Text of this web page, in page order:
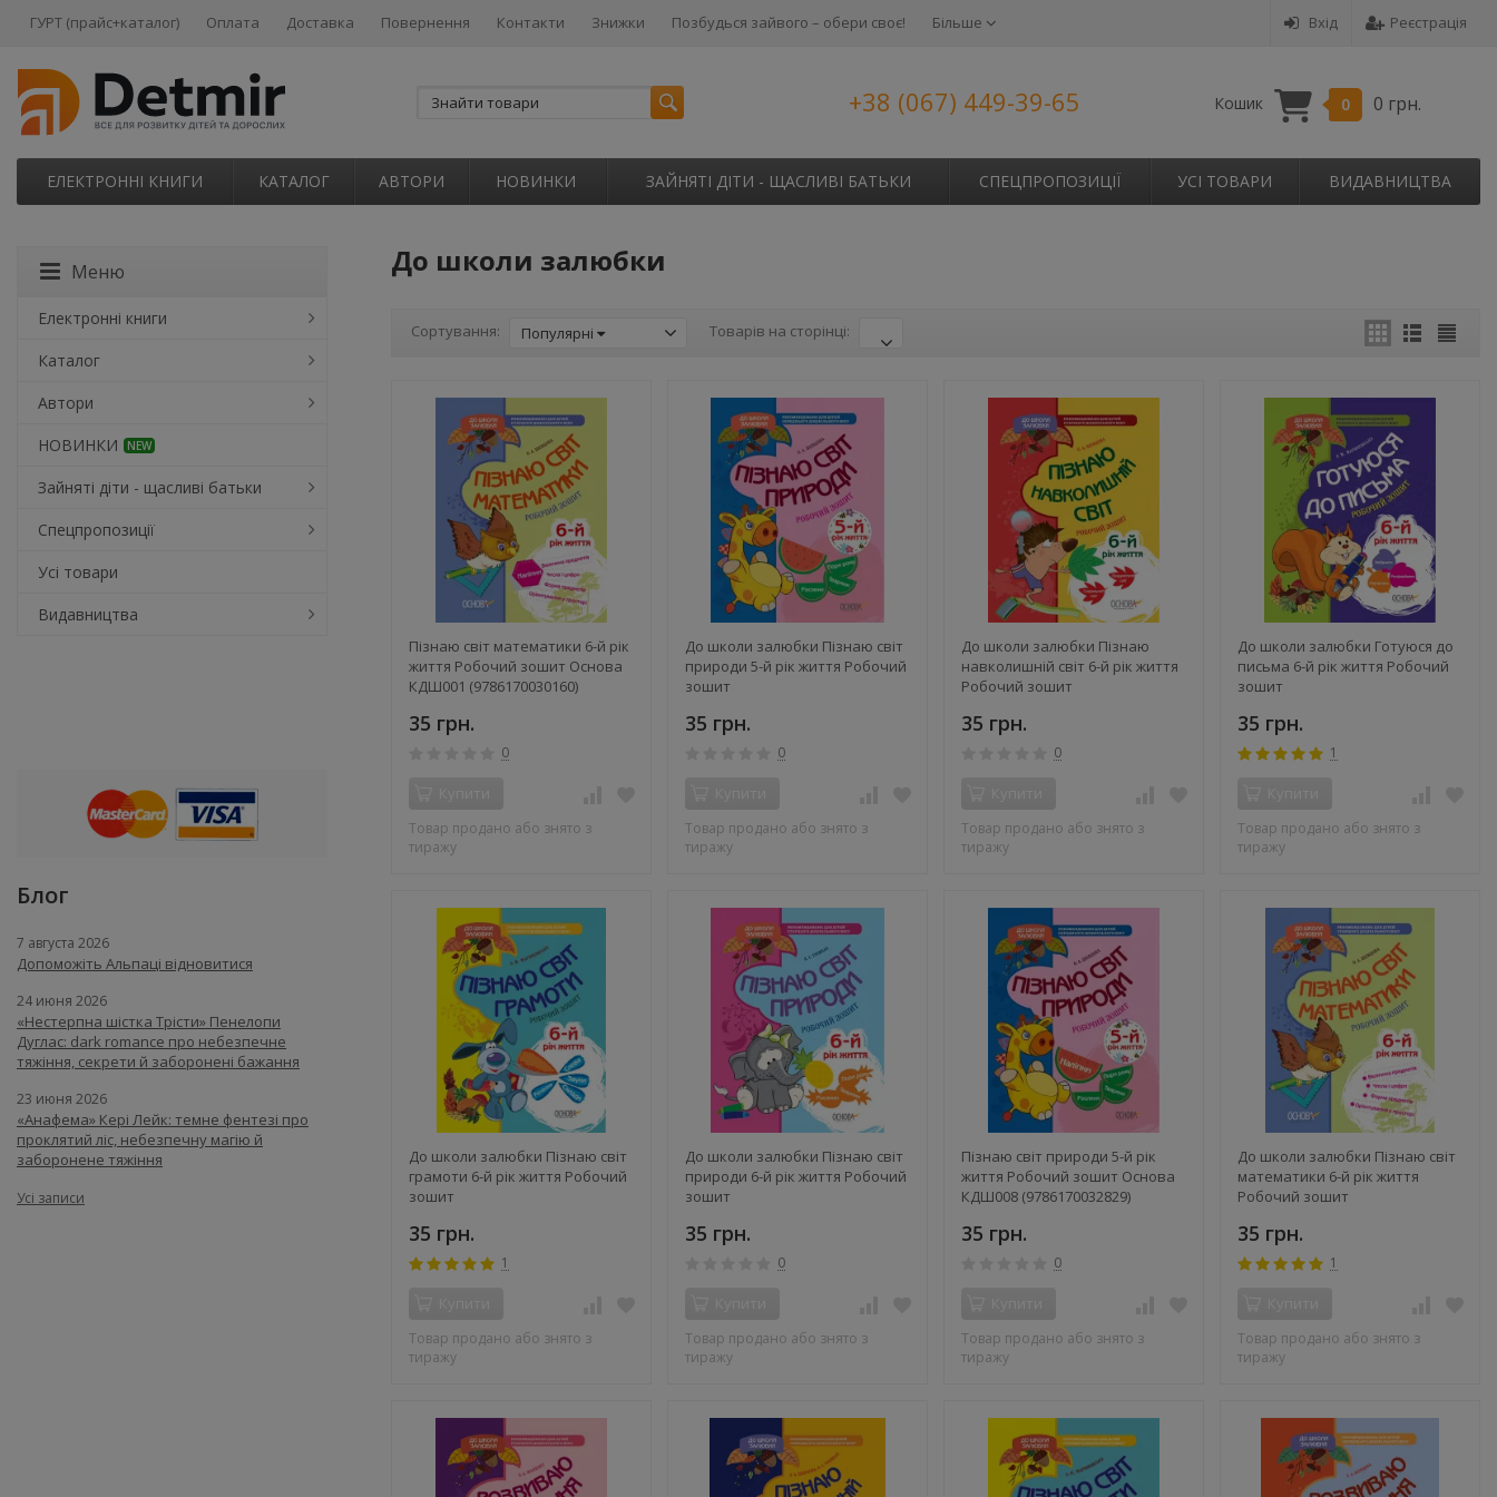
Вхід Реєстрація
ГУРТ (прайс+каталог) Оплата Доставка Повернення Контакти Знижки Позбудься зайвого – обери своє! Більше
+38 (067) 449-39-65 Кошик 0 0 грн.
ЕЛЕКТРОННІ КНИГИ КАТАЛОГ АВТОРИ НОВИНКИ ЗАЙНЯТІ ДІТИ - ЩАСЛИВІ БАТЬКИ СПЕЦПРОПОЗИЦІЇ УСІ ТОВАРИ ВИДАВНИЦТВА
До школи залюбки
Сортування: Популярні Товарів на сторінці:
Пізнаю світ математики 6-й рік
життя Робочий зошит Основа
КДШ001 (9786170030160)
35 грн.
0
Товар продано або знято з
тиражу
До школи залюбки Пізнаю світ
природи 5-й рік життя Робочий
зошит
35 грн.
0
Товар продано або знято з
тиражу
До школи залюбки Пізнаю
навколишній світ 6-й рік життя
Робочий зошит
35 грн.
0
Товар продано або знято з
тиражу
До школи залюбки Готуюся до
письма 6-й рік життя Робочий
зошит
35 грн.
1
Товар продано або знято з
тиражу
До школи залюбки Пізнаю світ
грамоти 6-й рік життя Робочий
зошит
35 грн.
1
Товар продано або знято з
тиражу
До школи залюбки Пізнаю світ
природи 6-й рік життя Робочий
зошит
35 грн.
0
Товар продано або знято з
тиражу
Пізнаю світ природи 5-й рік
життя Робочий зошит Основа
КДШ008 (9786170032829)
35 грн.
0
Товар продано або знято з
тиражу
До школи залюбки Пізнаю світ
математики 6-й рік життя
Робочий зошит
35 грн.
1
Товар продано або знято з
тиражу
Меню
Електронні книги
Каталог
Автори
НОВИНКИ
NEW
Зайняті діти - щасливі батьки
Спецпропозиції
Усі товари
Видавництва
Блог
7 августа 2026
Допоможіть Альпаці відновитися
24 июня 2026
«Нестерпна шістка Трісти» Пенелопи
Дуглас: dark romance про небезпечне
тяжіння, секрети й заборонені бажання
23 июня 2026
«Анафема» Кері Лейк: темне фентезі про
проклятий ліс, небезпечну магію й
заборонене тяжіння
Усі записи